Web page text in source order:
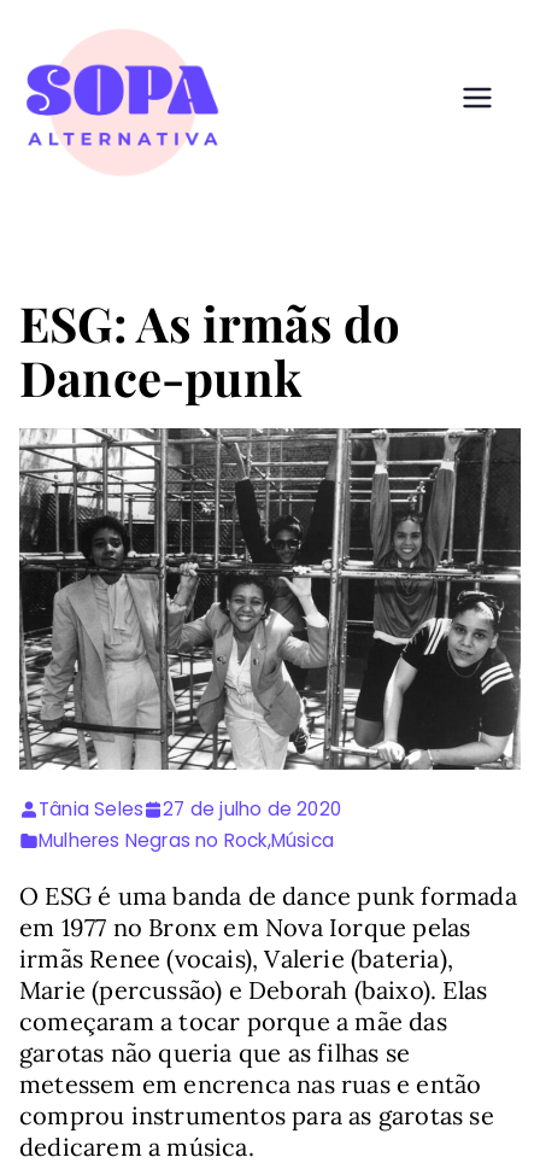
conteúdo
ESG: As irmãs do
Dance-punk
Tânia Seles
27 de julho de 2020
Mulheres Negras no Rock,Música
O ESG é uma banda de dance punk formada
em 1977 no Bronx em Nova Iorque pelas
irmãs Renee (vocais), Valerie (bateria),
Marie (percussão) e Deborah (baixo). Elas
começaram a tocar porque a mãe das
garotas não queria que as filhas se
metessem em encrenca nas ruas e então
comprou instrumentos para as garotas se
dedicarem a música.